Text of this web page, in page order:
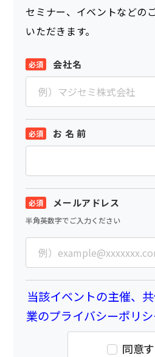
セミナー、イベントなどの
いただきます。
会社名
お 名 前
メールアドレス
半角英数字でご入力ください
当該イベントの主催、
業のプライバシーポリ
同意